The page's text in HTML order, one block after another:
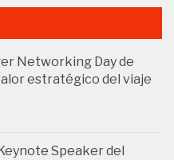
Networking Day de
estratégico del viaje
Speaker del